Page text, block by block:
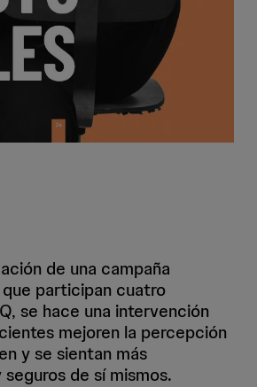
de una campaña
participan cuatro
se hace una intervención
mejoren la percepción
y se sientan más
de sí mismos.